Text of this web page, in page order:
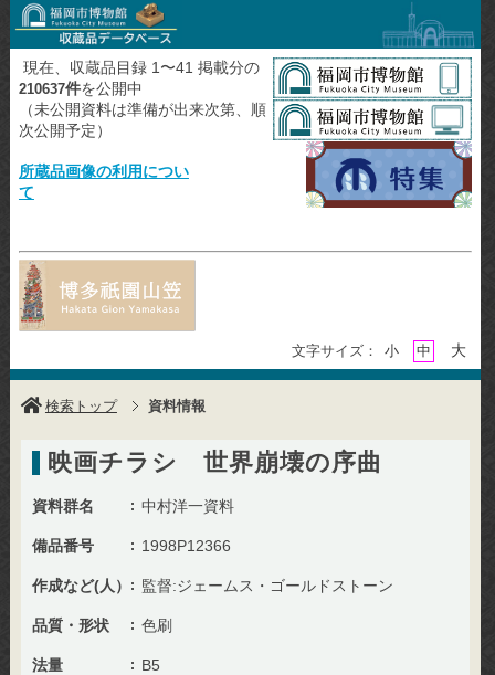
現在、収蔵品目録 1〜41 掲載分の
210637件を公開中
（未公開資料は準備が出来次第、順
次公開予定）
所蔵品画像の利用につい
て
文字サイズ： 小 中 大
検索トップ 資料情報
映画チラシ 世界崩壊の序曲
資料群名 中村洋一資料
備品番号 1998P12366
作成など(人） 監督:ジェームス・ゴールドストーン
品質・形状 色刷
法量 B5